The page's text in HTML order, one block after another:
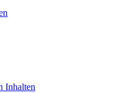
Inhalten